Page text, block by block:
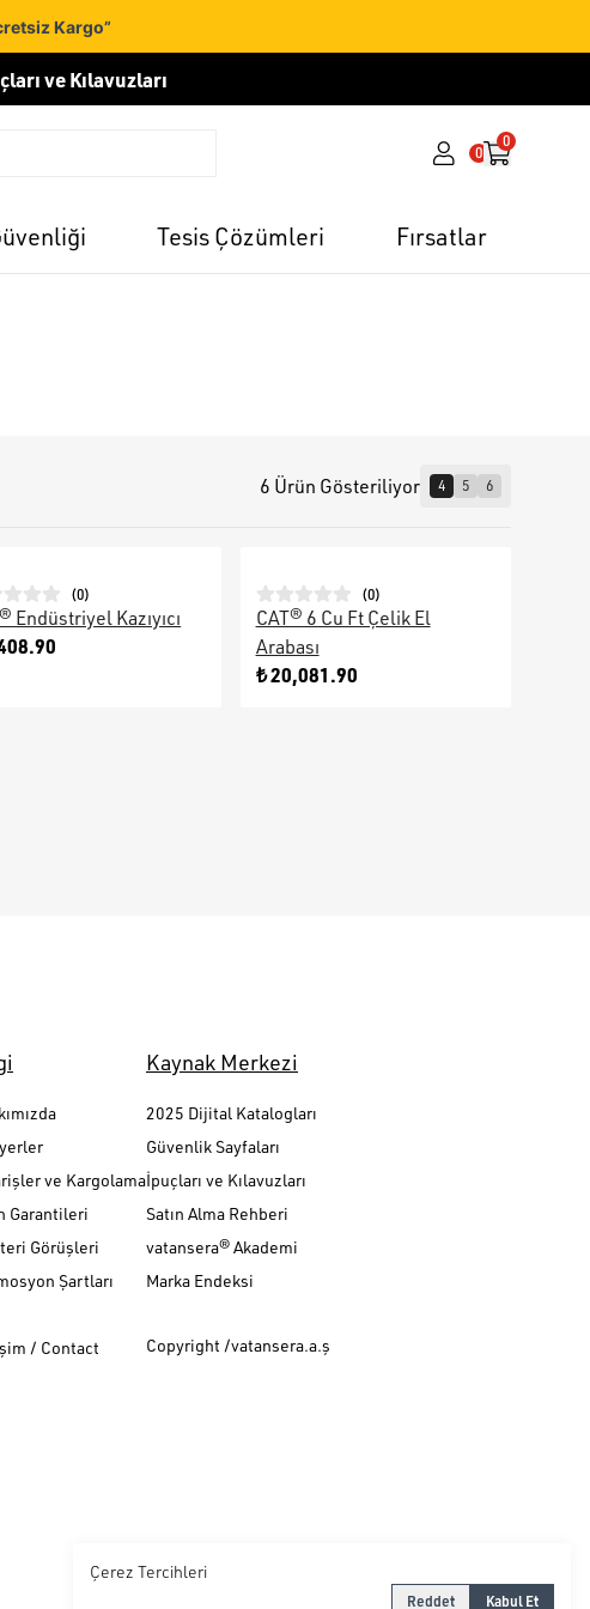
Çerez Tercihleri
Reddet Kabul Et
Kargo”
ve Kılavuzları
0
0
Tesis Çözümleri Fırsatlar
6 Ürün Gösteriliyor 4 5 6
(0)
Endüstriyel Kazıyıcı
(0)
CAT® 6 Cu Ft Çelik El
Arabası
₺ 20,081.90
ve Kargolama
Garantileri
Görüşleri
Şartları
/ Contact
Kaynak Merkezi
2025 Dijital Katalogları
Güvenlik Sayfaları
İpuçları ve Kılavuzları
Satın Alma Rehberi
vatansera® Akademi
Marka Endeksi
Copyright /vatansera.a.ş